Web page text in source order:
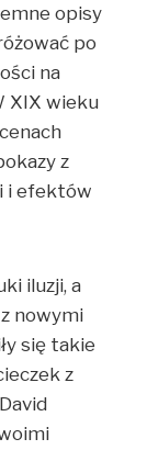
opisy
po
na
XIX wieku
z
i efektów
iluzji, a
nowymi
się takie
z